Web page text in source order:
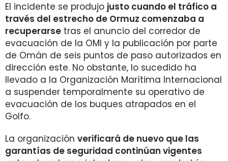
El incidente se produjo justo cuando el tráfico a
través del estrecho de Ormuz comenzaba a
recuperarse tras el anuncio del corredor de
evacuación de la OMI y la publicación por parte
de Omán de seis puntos de paso autorizados en
dirección este. No obstante, lo sucedido ha
llevado a la Organización Marítima Internacional
a suspender temporalmente su operativo de
evacuación de los buques atrapados en el
Golfo.
La organización verificará de nuevo que las
garantías de seguridad continúan vigentes